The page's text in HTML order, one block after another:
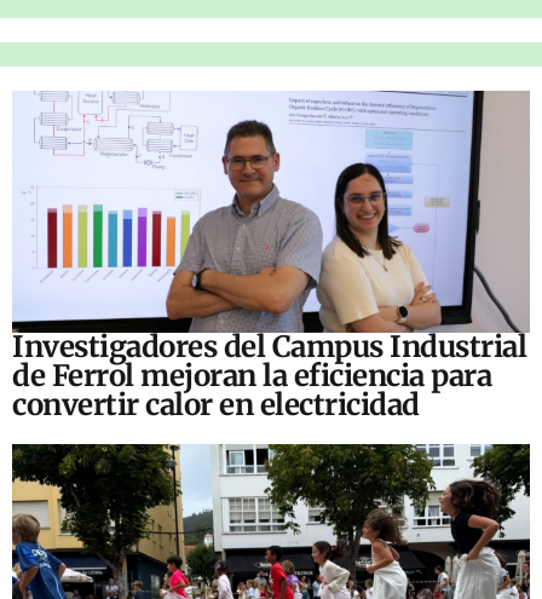
Investigadores del Campus Industrial
de Ferrol mejoran la eficiencia para
convertir calor en electricidad